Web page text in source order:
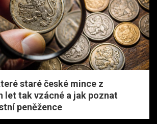
staré české mince z
let tak vzácné a jak poznat
peněžence